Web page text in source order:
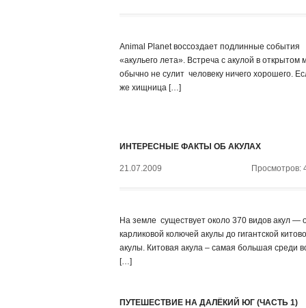
Animal Planet воссоздает подлинные события
«акульего лета». Встреча с акулой в открытом
обычно не сулит человеку ничего хорошего.
же хищница […]
ИНТЕРЕСНЫЕ ФАКТЫ ОБ АКУЛАХ
21.07.2009 Просмотров:
На земле существует около 370 видов акул —
карликовой колючей акулы до гигантской
акулы. Китовая акула – самая большая среди
[…]
ПУТЕШЕСТВИЕ НА ДАЛЁКИЙ ЮГ (ЧАСТЬ 1)